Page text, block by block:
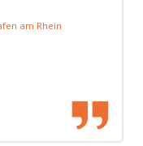
am Rhein